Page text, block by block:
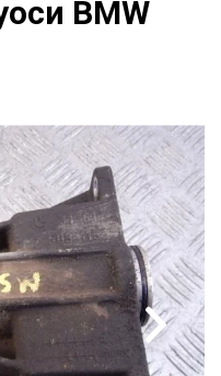
BMW